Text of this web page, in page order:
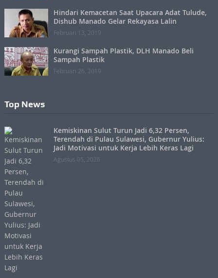
Hindari Kemacetan Saat Upacara Adat Tulude,
Dishub Manado Gelar Rekayasa Lalin
Februari 13, 2019
Kurangi Sampah Plastik, DLH Manado Beli
Sampah Plastik
Februari 26, 2019
Top News
Kemiskinan Sulut Turun Jadi 6,32 Persen,
Terendah di Pulau Sulawesi, Gubernur Yulius:
Jadi Motivasi untuk Kerja Lebih Keras Lagi
Agustus 05, 2026